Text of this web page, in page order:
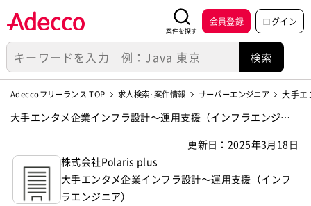
案件を探す
会員登録 ログイン
Adeccoフリーランス TOP 求人検索･案件情報 サーバーエンジニア 大手エ
大手エンタメ企業インフラ設計～運用支援（インフラエンジニ
更新日：2025年3月18日
株式会社Polaris plus
大手エンタメ企業インフラ設計～運用支援（インフ
ラエンジニア）